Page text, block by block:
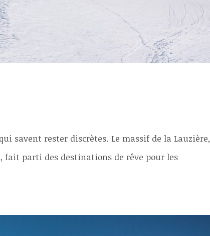
savent rester discrètes. Le massif de la Lauzière,
parti des destinations de rêve pour les